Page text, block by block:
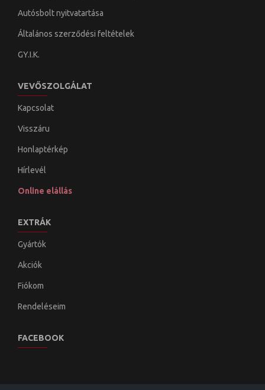
Autósbolt nyitvatartása
Általános szerződési feltételek
GY.I.K.
VEVŐSZOLGÁLAT
Kapcsolat
Visszáru
Honlaptérkép
Hírlevél
Online elállás
EXTRÁK
Gyártók
Akciók
Fiókom
Rendeléseim
FACEBOOK